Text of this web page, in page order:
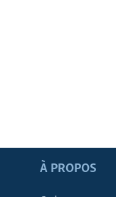
SUIVEZ-NOUS
À PROPOS